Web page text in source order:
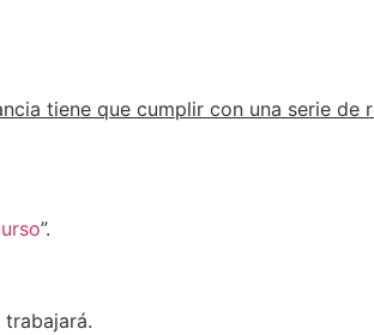
tiene que cumplir con una serie de
”.